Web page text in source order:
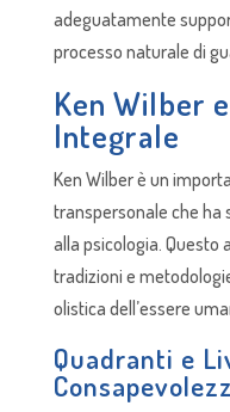
adeguatamente
processo naturale di
Ken Wilber
Integrale
Ken Wilber è un
transpersonale che ha
alla psicologia. Questo
tradizioni e
olistica dell’essere
Quadranti e